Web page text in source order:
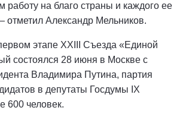
на благо страны и каждого ее
отметил Александр Мельников.
этапе XXIII Съезда «Единой
состоялся 28 июня в Москве с
Владимира Путина, партия
в депутаты Госдумы IX
600 человек.